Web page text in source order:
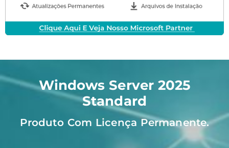
Windows Server 2025
Standard
Produto Com Licença Permanente.